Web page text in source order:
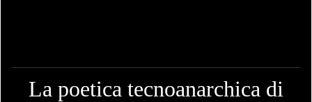
La poetica tecnoanarchica di